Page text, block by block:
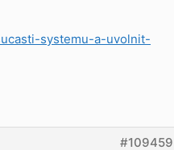
systemu-a-uvolnit-
#109459